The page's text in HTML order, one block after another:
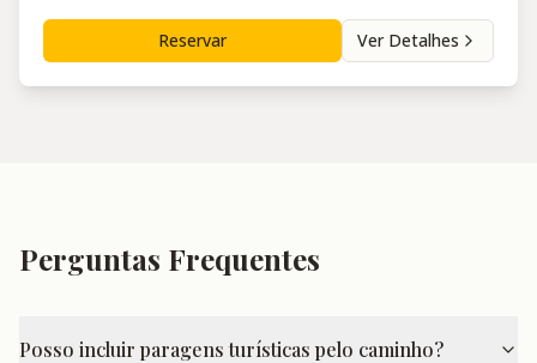
Reservar Ver Detalhes
Perguntas Frequentes
Posso incluir paragens turísticas pelo caminho?